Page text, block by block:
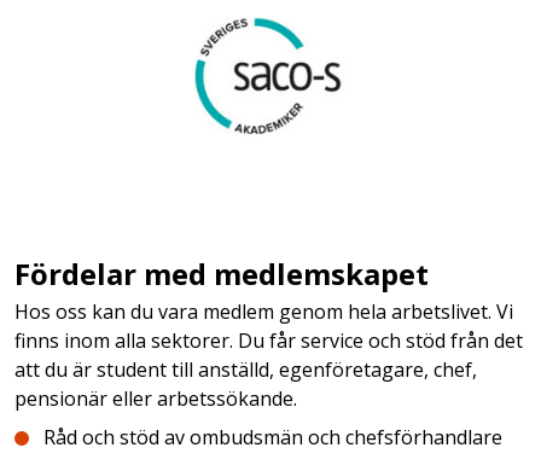
Fördelar med medlemskapet
Hos oss kan du vara medlem genom hela arbetslivet. Vi
finns inom alla sektorer. Du får service och stöd från det
att du är student till anställd, egenföretagare, chef,
pensionär eller arbetssökande.
Råd och stöd av ombudsmän och chefsförhandlare